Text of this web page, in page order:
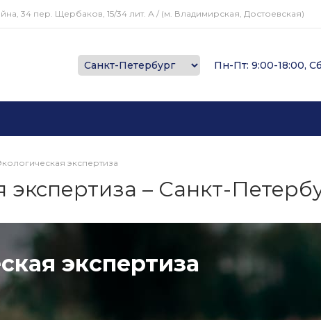
34 пер. Щербаков, 15/34 лит. А / (м. Владимирская, Достоевская)
Пн-Пт: 9:00-18:00,
экспертиза
экспертиза – Санкт-
экспертиза